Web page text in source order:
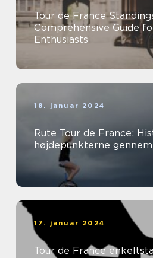
Tour de France
Comprehensive Guide
Enthusiasts
18. januar 2024
Rute Tour de France:
højdepunkterne
17. januar 2024
Tour de France